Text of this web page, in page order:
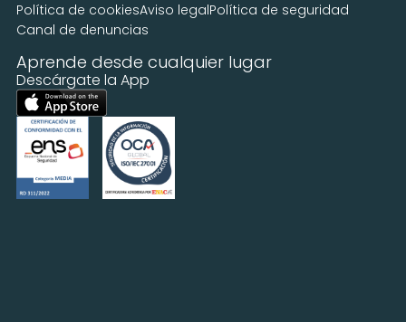
Política de cookiesAviso legalPolítica de seguridad
Canal de denuncias
Aprende desde cualquier lugar
Descárgate la App